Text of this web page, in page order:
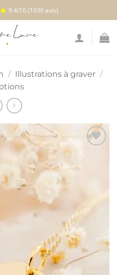
9.4/10(1036 avis)
/ Illustrations à graver /